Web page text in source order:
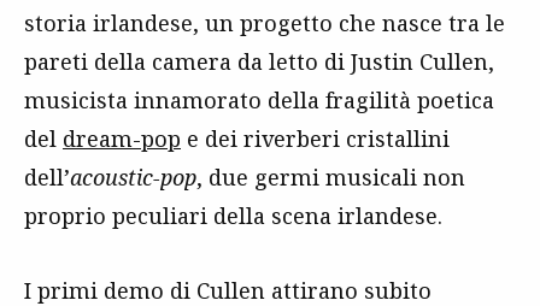
storia irlandese, un progetto che nasce tra le
pareti della camera da letto di Justin Cullen,
musicista innamorato della fragilità poetica
del dream-pop e dei riverberi cristallini
dell’acoustic-pop, due germi musicali non
proprio peculiari della scena irlandese.
I primi demo di Cullen attirano subito